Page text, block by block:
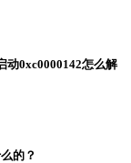
动0xc0000142怎么解
的？